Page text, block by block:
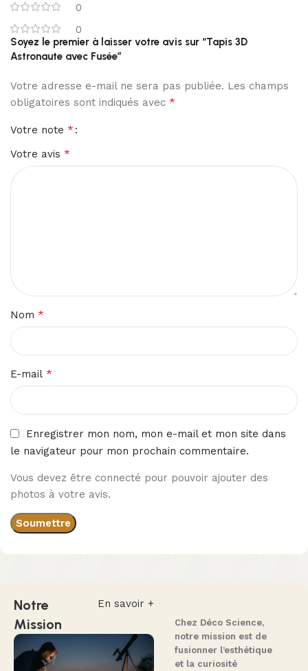
0
0
Soyez le premier à laisser votre avis sur “Tapis 3D
Astronaute avec Fusée”
Votre adresse e-mail ne sera pas publiée. Les champs
obligatoires sont indiqués avec *
Votre note *
Votre avis *
Nom *
E-mail *
Enregistrer mon nom, mon e-mail et mon site dans
le navigateur pour mon prochain commentaire.
Vous devez être connecté pour pouvoir ajouter des
photos à votre avis.
En savoir +
Notre
Mission
Chez Déco Science,
notre mission est de
fusionner l’esthétique
et la curiosité